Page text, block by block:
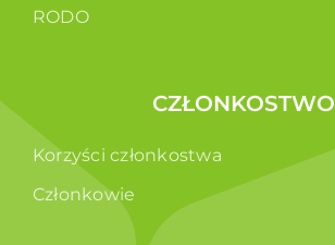
RODO
CZŁONKOSTWO
Korzyści członkostwa
Członkowie